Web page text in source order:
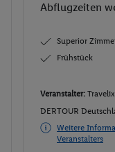
Abflugzeiten
Superior
Frühstück
Veranstalter:
DERTOUR
Weitere
Veranstalters